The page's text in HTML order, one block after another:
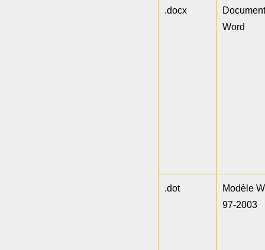
.docx
Word
.dot
Modèle
97-2003